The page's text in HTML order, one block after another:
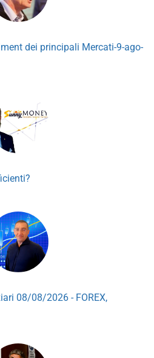
dei principali Mercati-9-ago-
08/08/2026 - FOREX,